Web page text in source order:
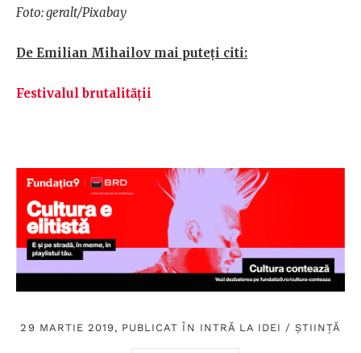
Foto: geralt/Pixabay
De Emilian Mihailov mai puteți citi:
Festivalul brutalității
29 MARTIE 2019, PUBLICAT ÎN INTRĂ LA IDEI /ȘTIINȚĂ